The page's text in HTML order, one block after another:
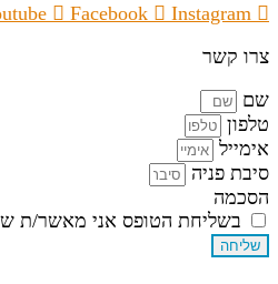
Facebook
Instagram
צרו קשר
שם
טלפון
אימייל
סיבת פניה
הסכמה
בשליחת הטופס אני מאשר/ת
שליחה